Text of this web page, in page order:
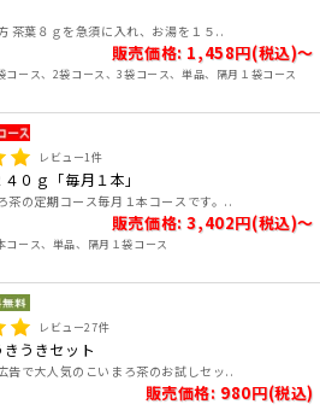
茶葉８ｇを急須に入れ、お湯を１５..
販売価格: 1,458円(税込)～
ース、2袋コース、3袋コース、単品、隔月１袋コース
レビュー1件
０ｇ「毎月１本」
茶の定期コース毎月１本コースです。..
販売価格: 3,402円(税込)～
ース、単品、隔月１袋コース
レビュー27件
うきセット
告で大人気のこいまろ茶のお試しセッ..
販売価格: 980円(税込)